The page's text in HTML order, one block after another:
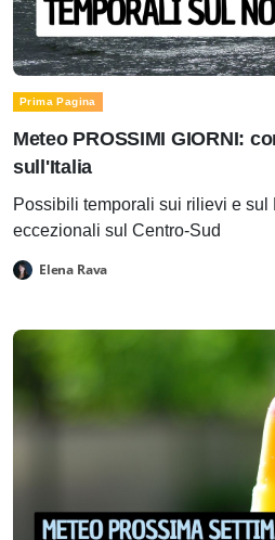
Prima Pagina
Meteo PROSSIMI GIORNI:
sull'Italia
Possibili temporali sui rilievi e sul
eccezionali sul Centro-Sud
Elena Rava